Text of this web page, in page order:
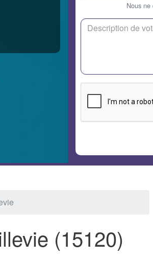
Nous
(15120)